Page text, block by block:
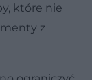
które nie
z